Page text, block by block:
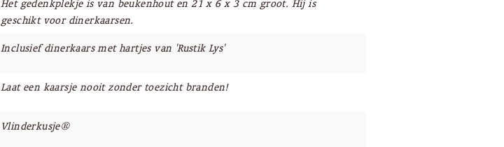
Het gedenkplekje is van beukenhout en 21 x 6 x 3 cm groot. Hij is
geschikt voor dinerkaarsen.
Inclusief dinerkaars met hartjes van 'Rustik Lys'
Laat een kaarsje nooit zonder toezicht branden!
Vlinderkusje®